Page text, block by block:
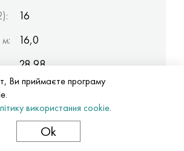
16
м:
16,0
28,98
Ви приймаєте програму
використання cookie.
Ok